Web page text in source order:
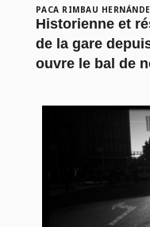
PACA RIMBAU
Historienne et
de la gare
ouvre le bal de